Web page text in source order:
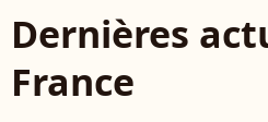
Dernières
France